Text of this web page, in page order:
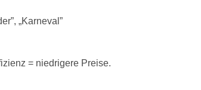
„Karneval”
= niedrigere Preise.